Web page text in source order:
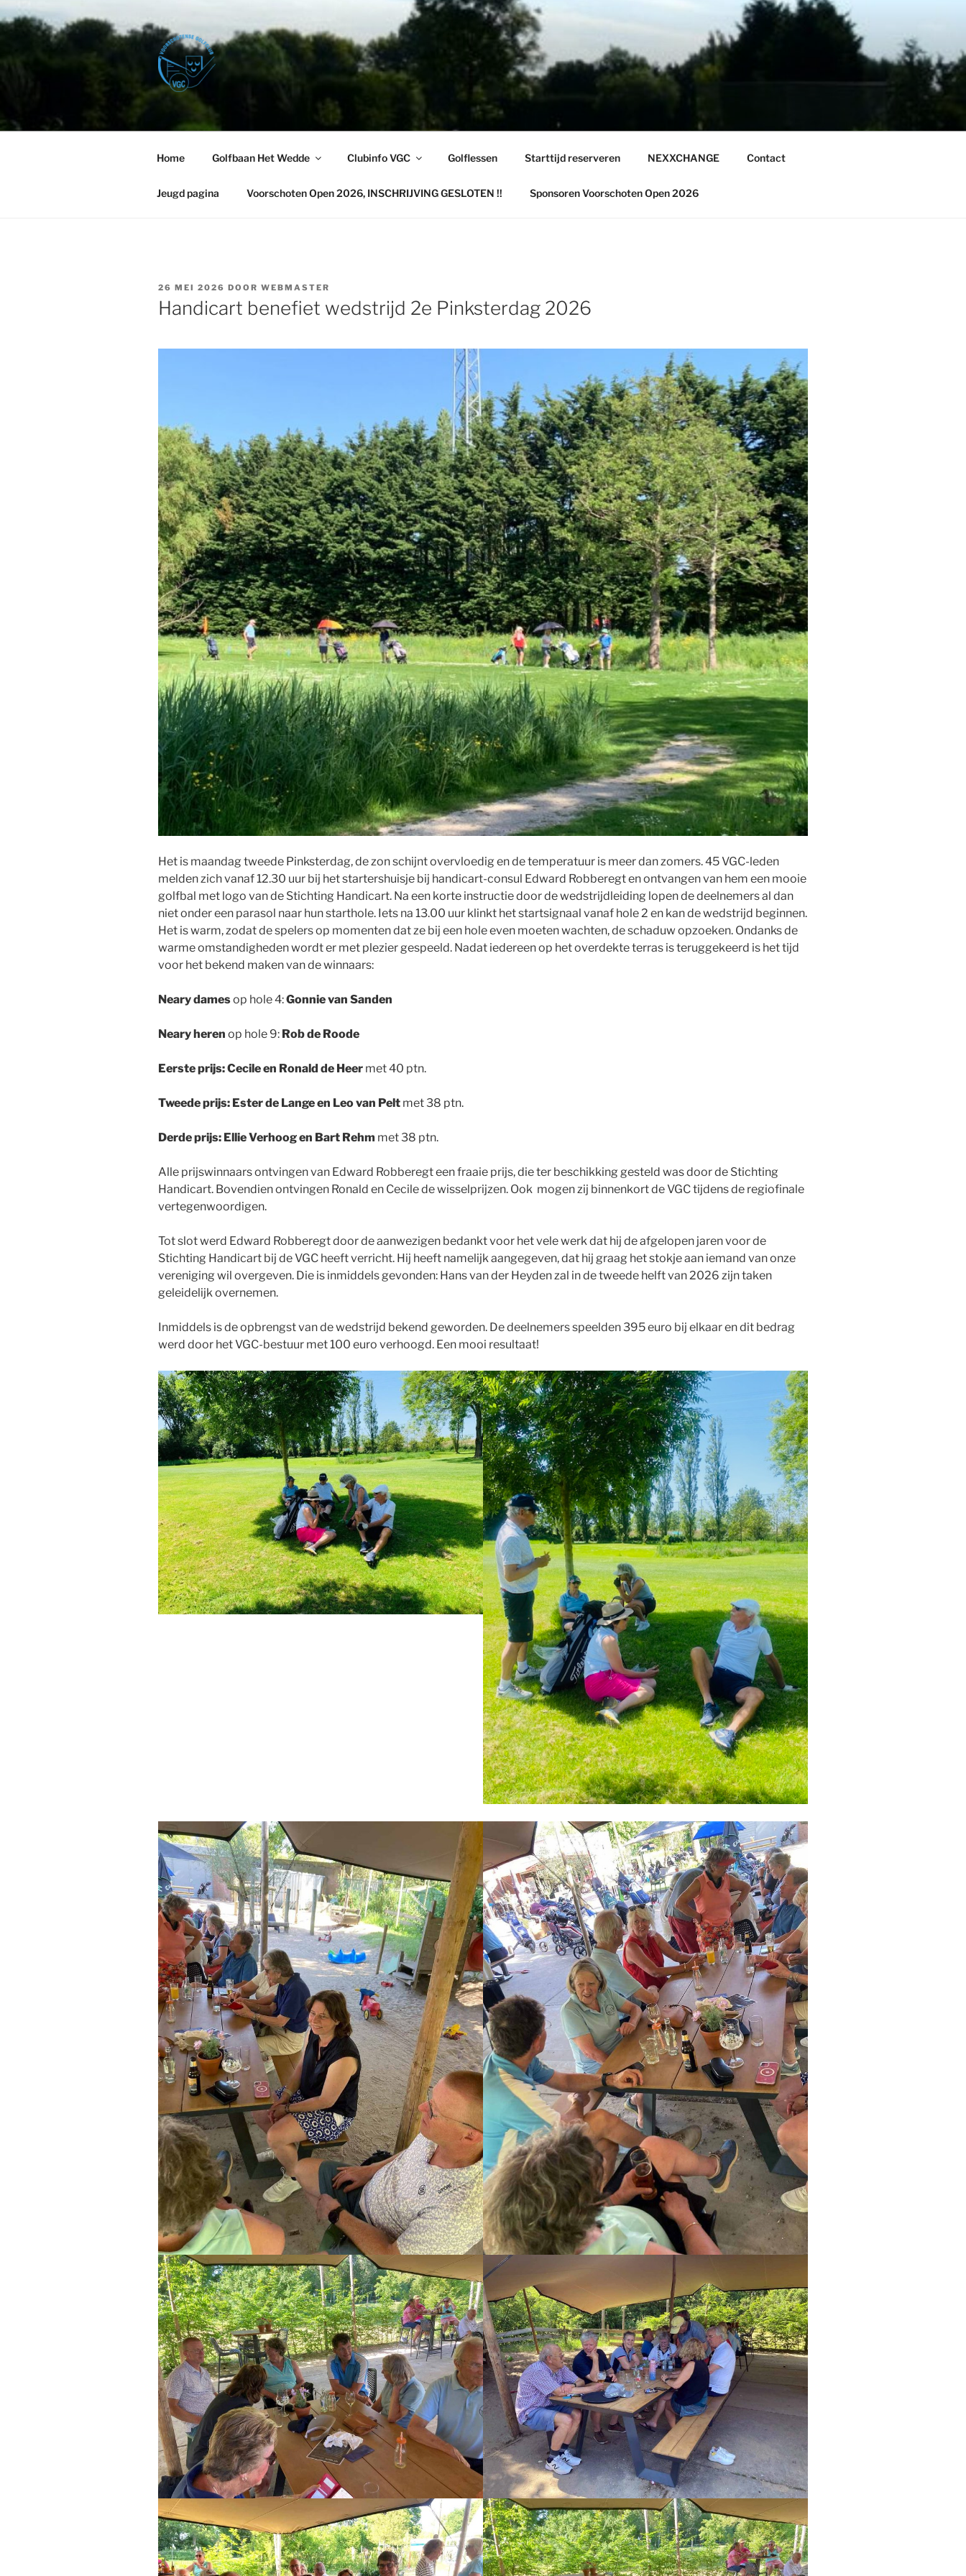
Ga
naar
inhoud
VOORSCHOTENSE GOLFCLUB
Golfbaan Het Wedde – Voorschoten
Home Golfbaan Het Wedde Clubinfo VGC Golflessen Starttijd reserveren NEXXCHANGE Contact
Jeugd pagina Voorschoten Open 2026, INSCHRIJVING GESLOTEN !! Sponsoren Voorschoten Open 2026
GEPLAATST
OP
26 MEI 2026 DOOR WEBMASTER
Handicart benefiet wedstrijd 2e Pinksterdag 2026
Het is maandag tweede Pinksterdag, de zon schijnt overvloedig en de temperatuur is meer dan zomers. 45 VGC-leden
melden zich vanaf 12.30 uur bij het startershuisje bij handicart-consul Edward Robberegt en ontvangen van hem een mooie
golfbal met logo van de Stichting Handicart. Na een korte instructie door de wedstrijdleiding lopen de deelnemers al dan
niet onder een parasol naar hun starthole. Iets na 13.00 uur klinkt het startsignaal vanaf hole 2 en kan de wedstrijd beginnen.
Het is warm, zodat de spelers op momenten dat ze bij een hole even moeten wachten, de schaduw opzoeken. Ondanks de
warme omstandigheden wordt er met plezier gespeeld. Nadat iedereen op het overdekte terras is teruggekeerd is het tijd
voor het bekend maken van de winnaars:
Neary damesop hole 4:Gonnie van Sanden
Neary heren op hole 9: Rob de Roode
Eerste prijs: Cecile en Ronald de Heer met 40 ptn.
Tweede prijs: Ester de Lange en Leo van Pelt met 38 ptn.
Derde prijs: Ellie Verhoog en Bart Rehm met 38 ptn.
Alle prijswinnaars ontvingen van Edward Robberegt een fraaie prijs, die ter beschikking gesteld was door de Stichting
Handicart. Bovendien ontvingen Ronald en Cecile de wisselprijzen. Ook mogen zij binnenkort de VGC tijdens de regiofinale
vertegenwoordigen.
Tot slot werd Edward Robberegt door de aanwezigen bedankt voor het vele werk dat hij de afgelopen jaren voor de
Stichting Handicart bij de VGC heeft verricht. Hij heeft namelijk aangegeven, dat hij graag het stokje aan iemand van onze
vereniging wil overgeven. Die is inmiddels gevonden: Hans van der Heyden zal in de tweede helft van 2026 zijn taken
geleidelijk overnemen.
Inmiddels is de opbrengst van de wedstrijd bekend geworden. De deelnemers speelden 395 euro bij elkaar en dit bedrag
werd door het VGC-bestuur met 100 euro verhoogd. Een mooi resultaat!